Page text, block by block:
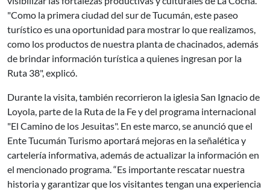
"Como la primera ciudad del sur de Tucumán, este paseo
turístico es una oportunidad para mostrar lo que realizamos,
como los productos de nuestra planta de chacinados, además
de brindar información turística a quienes ingresan por la
Ruta 38", explicó.
Durante la visita, también recorrieron la iglesia San Ignacio de
Loyola, parte de la Ruta de la Fe y del programa internacional
"El Camino de los Jesuitas". En este marco, se anunció que el
Ente Tucumán Turismo aportará mejoras en la señalética y
cartelería informativa, además de actualizar la información en
el mencionado programa. “Es importante rescatar nuestra
historia y garantizar que los visitantes tengan una experiencia